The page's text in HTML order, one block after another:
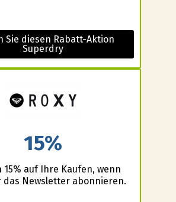
Sie diesen Rabatt-Aktion
Superdry
15%
15% auf Ihre Kaufen, wenn
das Newsletter abonnieren.